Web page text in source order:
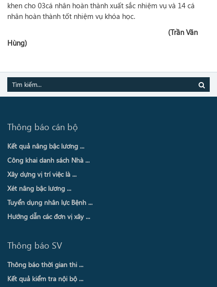
khen cho 03cá nhân hoàn thành xuất sắc nhiệm vụ và 14 cá
nhân hoàn thành tốt nhiệm vụ khóa học.
(Trần Văn
Hùng)
Thông báo cán bộ
Kết quả nâng bậc lương ...
Công khai danh sách Nhà ...
Xây dựng vị trí việc là ...
Xét nâng bậc lương ...
Tuyển dụng nhân lực Bệnh ...
Hướng dẫn các đơn vị xây ...
Thông báo SV
Thông báo thời gian thi ...
Kết quả kiểm tra nội bộ ...